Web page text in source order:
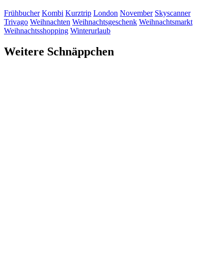
Frühbucher Kombi Kurztrip London November Skyscanner
Trivago Weihnachten Weihnachtsgeschenk Weihnachtsmarkt
Weihnachtsshopping Winterurlaub
Weitere Schnäppchen